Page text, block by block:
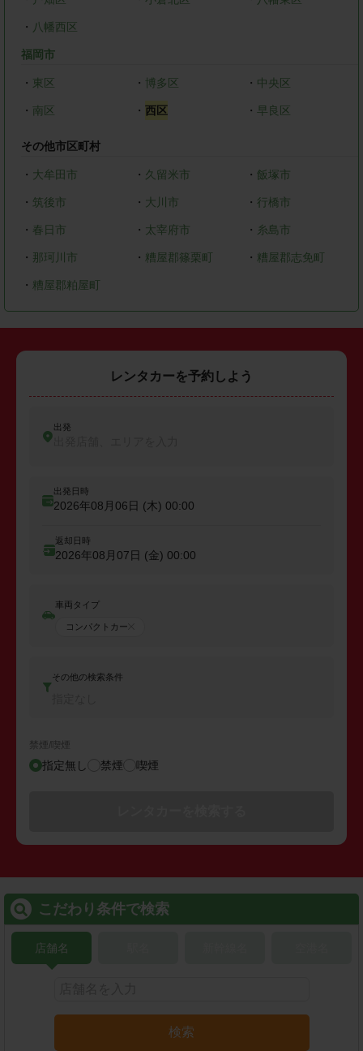
・ 八幡西区
福岡市
・ 東区 ・ 博多区 ・ 中央区
・ 南区 ・ 西区 ・早良区
その他市区町村
・ 大牟田市 ・ 久留米市 ・ 飯塚市
・ 筑後市 ・ 大川市 ・行橋市
・ 春日市 ・ 太宰府市 ・ 糸島市
・ 那珂川市 ・ 糟屋郡篠栗町 ・ 糟屋郡志免町
・ 糟屋郡粕屋町
レンタカーを予約しよう
出発
出発日時
2026年08月06日 (木) 00:00
返却日時
2026年08月07日 (金) 00:00
車両タイプ
コンパクトカー
その他の検索条件
禁煙/喫煙
指定無し 禁煙 喫煙
こだわり条件で検索
店舗名
検索